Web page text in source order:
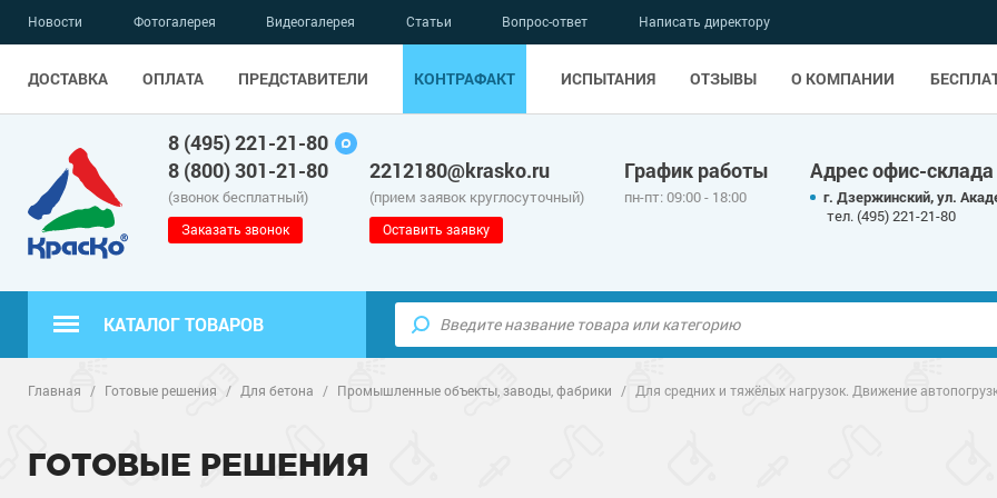
Новости Фотогалерея Видеогалерея Статьи Вопрос-ответ Написать директору
ДОСТАВКА ОПЛАТА ПРЕДСТАВИТЕЛИ КОНТРАФАКТ ИСПЫТАНИЯ ОТЗЫВЫ О КОМПАНИИ
8 (495) 221-21-80
8 (800) 301-21-80
(звонок бесплатный)
Заказать звонок
2212180@krasko.ru
(прием заявок круглосуточный)
Оставить заявку
График работы
пн-пт: 09:00 - 18:00
Адрес офис-
г. Дзержинский, ул.
тел. (495) 221-21-80
КАТАЛОГ ТОВАРОВ
Полимерные наливные полы Полиуретановые полы
Главная / Готовые решения / Для бетона / Промышленные объекты, заводы, фабрики / Для средних и тяжёлых нагрузок. Движение
ГОТОВЫЕ РЕШЕНИЯ